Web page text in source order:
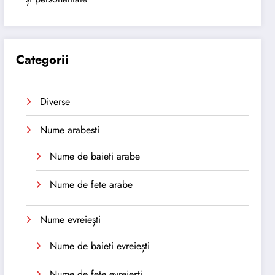
Categorii
Diverse
Nume arabesti
Nume de baieti arabe
Nume de fete arabe
Nume evreiești
Nume de baieti evreiești